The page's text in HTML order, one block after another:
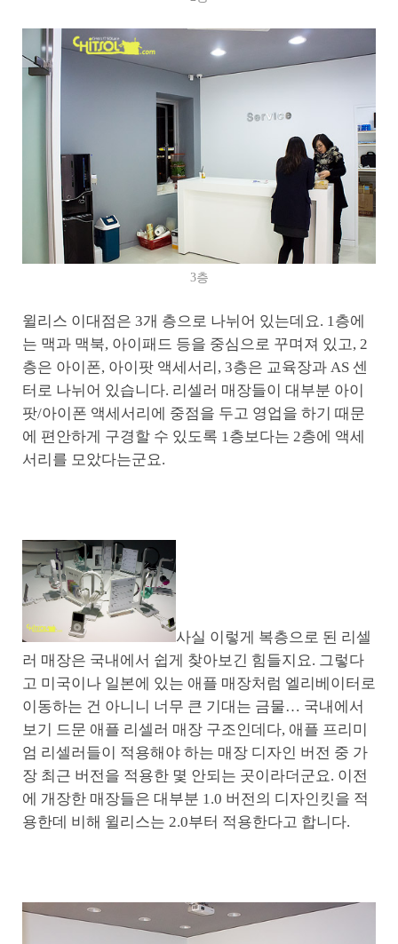
3층
윌리스 이대점은 3개 층으로 나뉘어 있는데요. 1층에
는 맥과 맥북, 아이패드 등을 중심으로 꾸며져 있고, 2
층은 아이폰, 아이팟 액세서리, 3층은 교육장과 AS 센
터로 나뉘어 있습니다. 리셀러 매장들이 대부분 아이
팟/아이폰 액세서리에 중점을 두고 영업을 하기 때문
에 편안하게 구경할 수 있도록 1층보다는 2층에 액세
서리를 모았다는군요.
사실 이렇게 복층으로 된 리셀
러 매장은 국내에서 쉽게 찾아보긴 힘들지요. 그렇다
고 미국이나 일본에 있는 애플 매장처럼 엘리베이터로
이동하는 건 아니니 너무 큰 기대는 금물… 국내에서
보기 드문 애플 리셀러 매장 구조인데다, 애플 프리미
엄 리셀러들이 적용해야 하는 매장 디자인 버전 중 가
장 최근 버전을 적용한 몇 안되는 곳이라더군요. 이전
에 개장한 매장들은 대부분 1.0 버전의 디자인킷을 적
용한데 비해 윌리스는 2.0부터 적용한다고 합니다.